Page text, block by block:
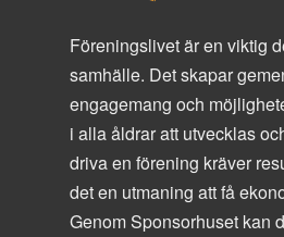
Föreningslivet är en viktig
samhälle. Det skapar
engagemang och
i alla åldrar att utvecklas
driva en förening kräver
det en utmaning att få
Genom Sponsorhuset kan